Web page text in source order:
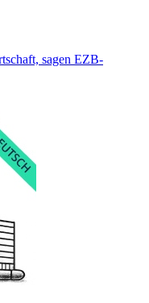
sagen EZB-